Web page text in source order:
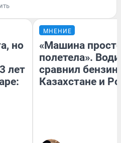
но
лет
МНЕНИЕ
«Машина
полетела».
сравнил бензин
Казахстане и